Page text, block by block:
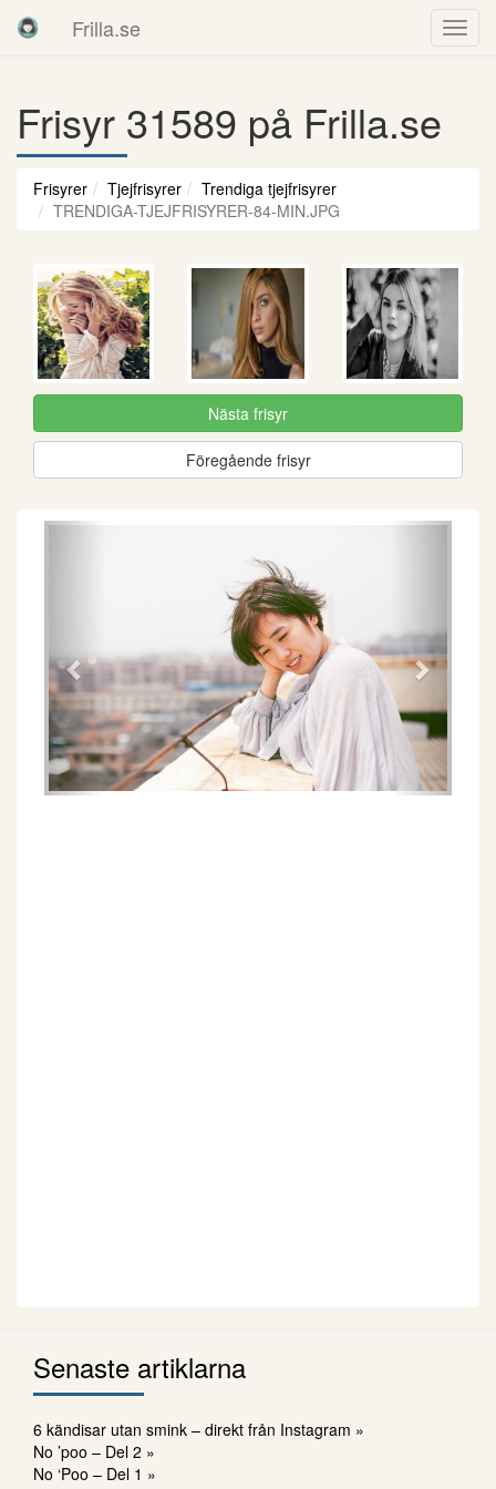
Frilla.se
Frisyr 31589 på Frilla.se
Frisyrer Tjejfrisyrer
Trendiga tjejfrisyrer
TRENDIGA-TJEJFRISYRER-84-MIN.JPG
Nästa frisyr
Föregående frisyr
Senaste artiklarna
6 kändisar utan smink – direkt från Instagram »
No ’poo – Del 2 »
No ‘Poo – Del 1 »